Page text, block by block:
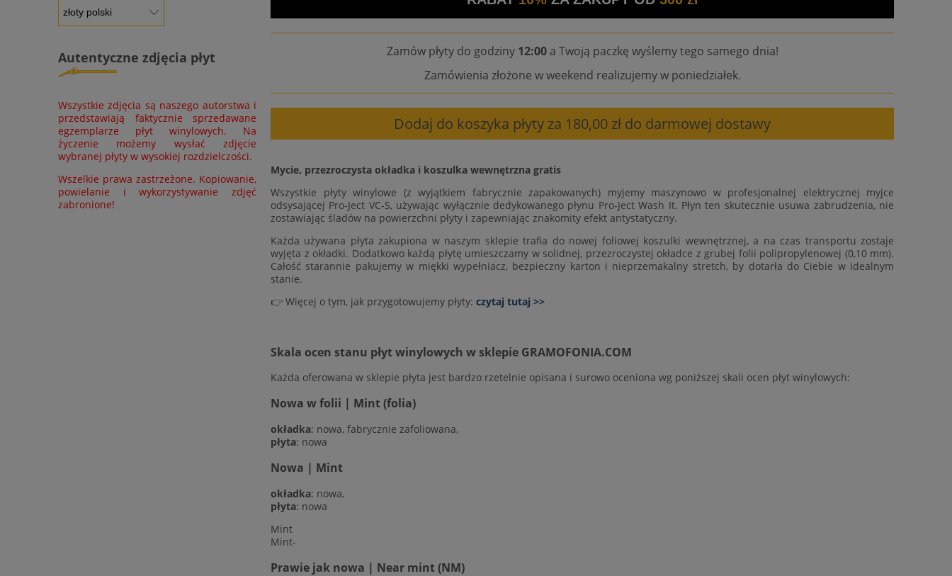
Autentyczne zdjęcia płyt
Wszystkie zdjęcia są naszego autorstwa i
przedstawiają faktycznie sprzedawane
egzemplarze płyt winylowych. Na
życzenie możemy wysłać zdjęcie
wybranej płyty w wysokiej rozdzielczości.
Wszelkie prawa zastrzeżone. Kopiowanie,
powielanie i wykorzystywanie zdjęć
zabronione!
Zamów płyty do godziny 12:00a Twoją paczkę wyślemy tego samego dnia!
Zamówienia złożone w weekend realizujemy w poniedziałek.
Dodaj do koszyka płyty za 180,00 zł do darmowej dostawy
Mycie, przezroczysta okładka i koszulka wewnętrzna gratis
Wszystkie płyty winylowe (z wyjątkiem fabrycznie zapakowanych) myjemy maszynowo w profesjonalnej elektrycznej myjce
odsysającej Pro-Ject VC-S, używając wyłącznie dedykowanego płynu Pro-Ject Wash It. Płyn ten skutecznie usuwa zabrudzenia, nie
zostawiając śladów na powierzchni płyty i zapewniając znakomity efekt antystatyczny.
Każda używana płyta zakupiona w naszym sklepie trafia do nowej foliowej koszulki wewnętrznej, a na czas transportu zostaje
wyjęta z okładki. Dodatkowo każdą płytę umieszczamy w solidnej, przezroczystej okładce z grubej folii polipropylenowej (0,10 mm).
Całość starannie pakujemy w miękki wypełniacz, bezpieczny karton i nieprzemakalny stretch, by dotarła do Ciebie w idealnym
stanie.
👉 Więcej o tym, jak przygotowujemy płyty: czytaj tutaj >>
Skala ocen stanu płyt winylowych w sklepie GRAMOFONIA.COM
Każda oferowana w sklepie płyta jest bardzo rzetelnie opisana i surowo oceniona wg poniższej skali ocen płyt winylowych:
Nowa w folii | Mint (folia)
okładka: nowa, fabrycznie zafoliowana,
płyta: nowa
Nowa | Mint
okładka: nowa,
płyta: nowa
Mint
Mint-
Prawie jak nowa | Near mint (NM)